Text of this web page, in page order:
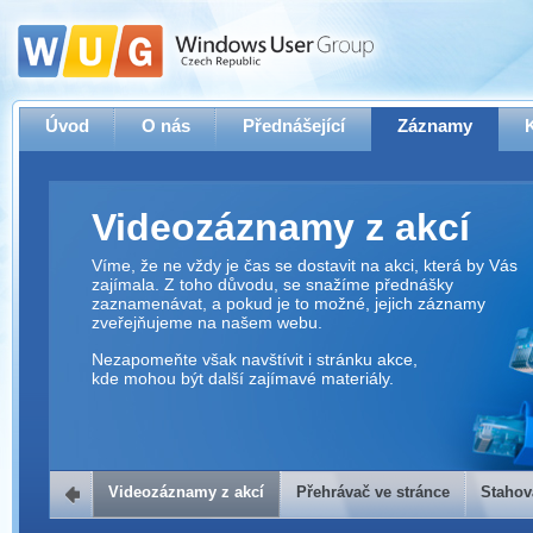
Úvod O nás Přednášející Záznamy
Videozáznamy z akcí
Víme, že ne vždy je čas se dostavit na akci, která by Vás
zajímala. Z toho důvodu, se snažíme přednášky
zaznamenávat, a pokud je to možné, jejich záznamy
zveřejňujeme na našem webu.
Nezapomeňte však navštívit i stránku akce,
kde mohou být další zajímavé materiály.
Přehrávač ve stránce
Videozáznamy z akcí Přehrávač ve stránce